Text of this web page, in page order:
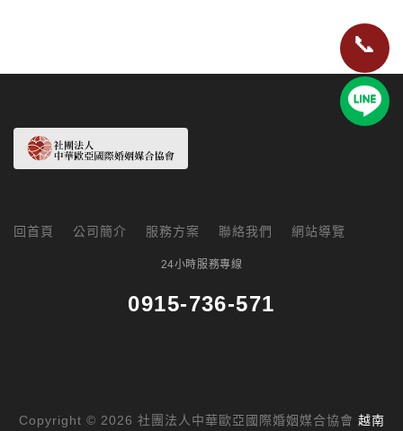
回首頁 公司簡介 服務方案 聯絡我們 網站導覽
24小時服務專線
0915-736-571
Copyright © 2026 社團法人中華歐亞國際婚姻媒合協會 越南
📞